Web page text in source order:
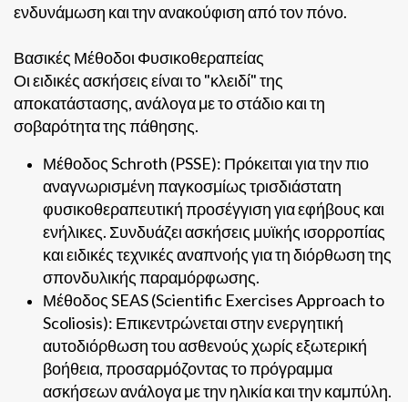
ενδυνάμωση και την ανακούφιση από τον πόνο.
Βασικές Μέθοδοι Φυσικοθεραπείας
Οι ειδικές ασκήσεις είναι το "κλειδί" της
αποκατάστασης, ανάλογα με το στάδιο και τη
σοβαρότητα της πάθησης.
Μέθοδος Schroth (PSSE): Πρόκειται για την πιο
αναγνωρισμένη παγκοσμίως τρισδιάστατη
φυσικοθεραπευτική προσέγγιση για εφήβους και
ενήλικες. Συνδυάζει ασκήσεις μυϊκής ισορροπίας
και ειδικές τεχνικές αναπνοής για τη διόρθωση της
σπονδυλικής παραμόρφωσης.
Μέθοδος SEAS (Scientific Exercises Approach to
Scoliosis): Επικεντρώνεται στην ενεργητική
αυτοδιόρθωση του ασθενούς χωρίς εξωτερική
βοήθεια, προσαρμόζοντας το πρόγραμμα
ασκήσεων ανάλογα με την ηλικία και την καμπύλη.